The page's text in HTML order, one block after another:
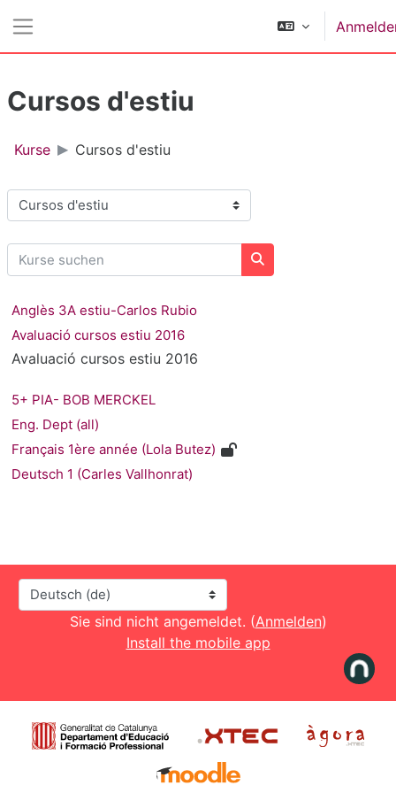
Cursos d'estiu
Kurse Cursos d'estiu
Kursbereiche
Kurse suchen
Kurse suchen
Anglès 3A estiu-Carlos Rubio
Avaluació cursos estiu 2016
Avaluació cursos estiu 2016
5+ PIA- BOB MERCKEL
Eng. Dept (all)
Français 1ère année (Lola Butez)
Deutsch 1 (Carles Vallhonrat)
Sprache
Sie sind nicht angemeldet. (Anmelden)
Install the mobile app